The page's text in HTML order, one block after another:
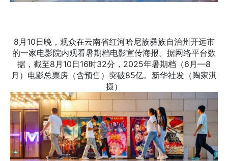
8月10日晚，观众在云南省红河哈尼族彝族自治州开远市
的一家电影院内观看暑期档电影宣传海报。据网络平台数
据，截至8月10日16时32分，2025年暑期档（6月—8
月）电影总票房（含预售）突破85亿。新华社发（陶家淇
摄）